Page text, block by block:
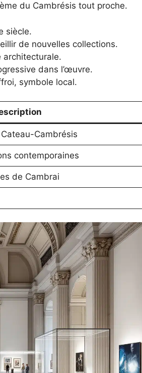
du Cambrésis tout proche.
siècle.
de nouvelles collections.
architecturale.
dans l’œuvre.
symbole local.
Cambrésis
contemporaines
de Cambrai